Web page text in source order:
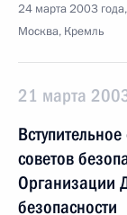
24 марта 2003
Москва, Кремль
21 марта
советов
Организации
безопасности